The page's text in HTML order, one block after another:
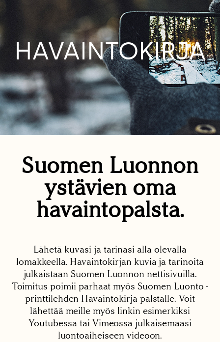
HAVAINTOKIRJA
Suomen Luonnon
ystävien oma
havaintopalsta.
Lähetä kuvasi ja tarinasi alla olevalla
lomakkeella. Havaintokirjan kuvia ja tarinoita
julkaistaan Suomen Luonnon nettisivuilla.
Toimitus poimii parhaat myös Suomen Luonto -
printtilehden Havaintokirja-palstalle. Voit
lähettää meille myös linkin esimerkiksi
Youtubessa tai Vimeossa julkaisemaasi
luontoaiheiseen videoon.